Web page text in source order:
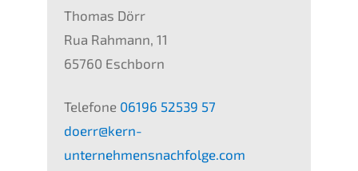
Thomas Dörr
Rua Rahmann, 11
65760 Eschborn
Telefone 06196 52539 57
doerr@kern-
unternehmensnachfolge.com